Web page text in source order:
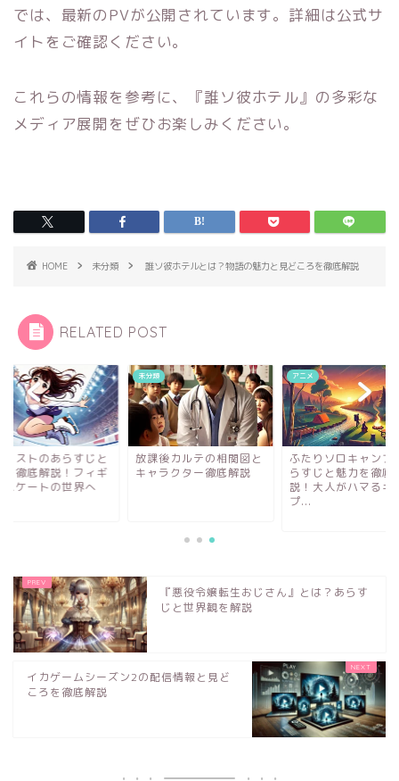
では、最新のPVが公開されています。詳細は公式サ
イトをご確認ください。
これらの情報を参考に、『誰ソ彼ホテル』の多彩な
メディア展開をぜひお楽しみください。
HOME 未分類 誰ソ彼ホテルとは？物語の魅力と見どころを徹底解説
RELATED POST
リストのあらすじと
を徹底解説！フィギ
スケートの世界へ
未分類
放課後カルテの相関図と
キャラクター徹底解説
アニメ
ふたりソロキャンプ
らすじと魅力を徹底
説！大人がハマるキ
プ...
『悪役令嬢転生おじさん』とは？あらす
じと世界観を解説
イカゲームシーズン2の配信情報と見ど
ころを徹底解説